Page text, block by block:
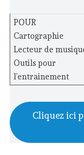
POUR
Cartographie
Lecteur de
Outils pour
l’entrainement
Cliquez ici